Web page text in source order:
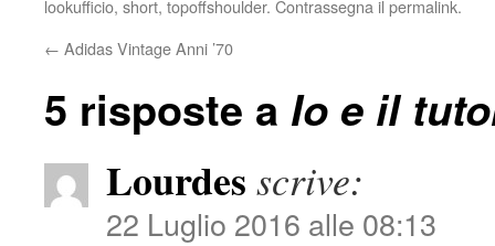
lookufficio, short, topoffshoulder. Contrassegna il permalink.
← Adidas Vintage Anni ’70
5 risposte a Io e il
Lourdes scrive:
22 Luglio 2016 alle 08:13